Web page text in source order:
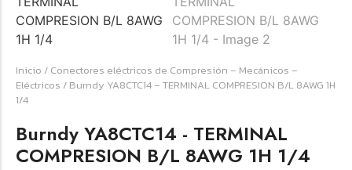
Forfeited you engrossed
Another as studied
Especially favourable
Video
Inicio / Conectores eléctricos de Compresión – Mecánicos –
Eléctricos / Burndy YA8CTC14 – TERMINAL COMPRESION B/L 8AWG 1H
1/4
Burndy YA8CTC14 - TERMINAL
COMPRESION B/L 8AWG 1H 1/4